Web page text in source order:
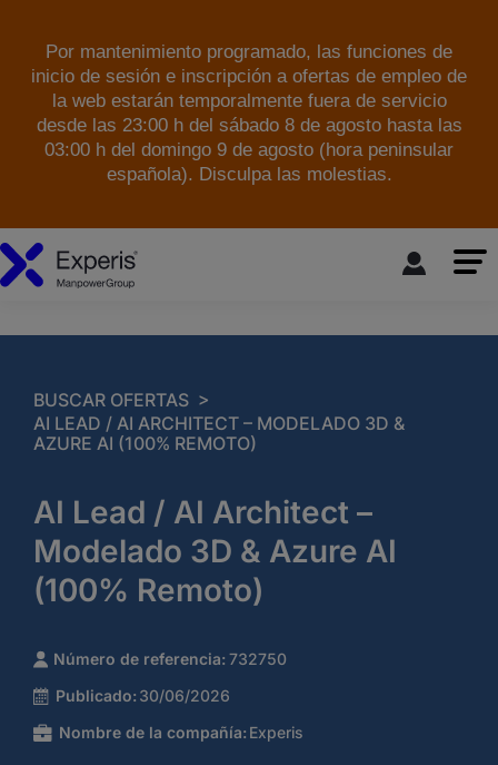
Por mantenimiento programado, las funciones de
inicio de sesión e inscripción a ofertas de empleo de
la web estarán temporalmente fuera de servicio
desde las 23:00 h del sábado 8 de agosto hasta las
03:00 h del domingo 9 de agosto (hora peninsular
española). Disculpa las molestias.
BUSCAR OFERTAS >
AI LEAD / AI ARCHITECT – MODELADO 3D &
AZURE AI (100% REMOTO)
AI Lead / AI Architect –
Modelado 3D & Azure AI
(100% Remoto)
Número de referencia: 732750
Publicado: 30/06/2026
Nombre de la compañía: Experis